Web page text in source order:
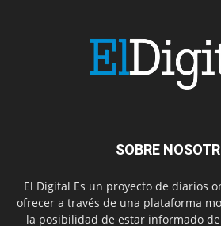
SOBRE
El Digital Es un proyecto de diarios
ofrecer a través de una plataforma
la posibilidad de estar informado